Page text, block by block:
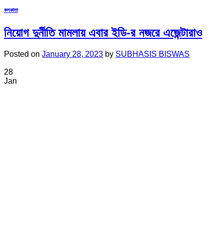
কলকাতা
নিয়োগ দুর্নীতি মামলায় এবার ইডি-র নজরে এজেন্টারাও
Posted on January 28, 2023 by SUBHASIS BISWAS
28
Jan